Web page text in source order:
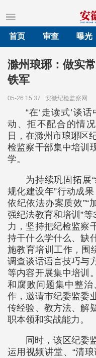
首页
审查 曝光
滁州琅琊：做实
铁军
05-26 15:37 安徽纪检监察网
“在‘走读式’谈
动、拒不配合的情
日，在滁州市琅琊区
检监察干部集中培训
学。
为持续巩固拓展
规化建设年”行动成
依纪依法办案质效”“
强纪法教育和培训”
力，坚持把纪检监察
持干什么学什么、缺
施教育培训工作，围
调查谈话语言技巧与
等内容开展集中培训
和腐败问题集中整
作，邀请市纪委监委
传经验、教方法、解
职本领和实战能力。
同时，该区纪委
运用视频讲堂、“清